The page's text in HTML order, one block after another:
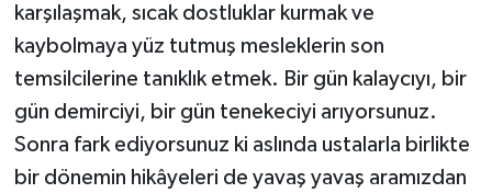
karşılaşmak, sıcak dostluklar kurmak ve
kaybolmaya yüz tutmuş mesleklerin son
temsilcilerine tanıklık etmek. Bir gün kalaycıyı, bir
gün demirciyi, bir gün tenekeciyi arıyorsunuz.
Sonra fark ediyorsunuz ki aslında ustalarla birlikte
bir dönemin hikâyeleri de yavaş yavaş aramızdan